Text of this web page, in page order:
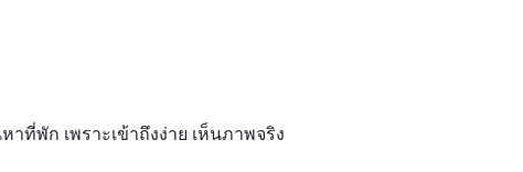
ที่พัก เพราะเข้าถึงง่าย เห็นภาพจริง